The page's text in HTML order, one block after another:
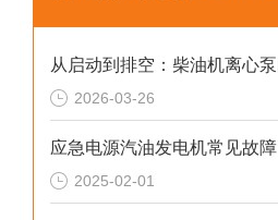
2026-03-26
应急电源汽油发电机常见故障
2025-02-01